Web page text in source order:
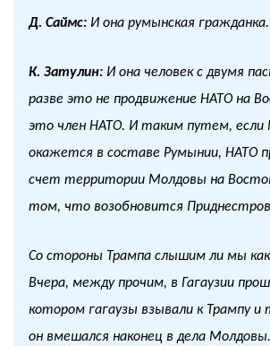
Д. Саймс:И она румынская гражданка.
К. Затулин:И она человек с двумя
разве это не продвижение НАТО на
это член НАТО. И таким путем, если
окажется в составе Румынии, НАТО
счет территории Молдовы на
том, что возобновится
Со стороны Трампа слышим ли мы
Вчера, между прочим, в Гагаузии
котором гагаузы взывали к Трампу
он вмешался наконец в дела